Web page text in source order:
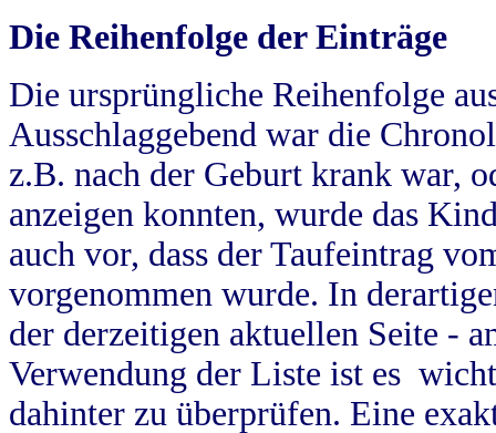
Die Reihenfolge der Einträge
Die ursprüngliche Reihenfolge
Ausschlaggebend war die
z.B. nach der Geburt krank war,
anzeigen konnten, wurde das
auch vor, dass der Taufeintrag
vorgenommen wurde. In
der derzeitigen aktuellen Seite -
Verwendung der Liste ist es
dahinter zu überprüfen. Eine